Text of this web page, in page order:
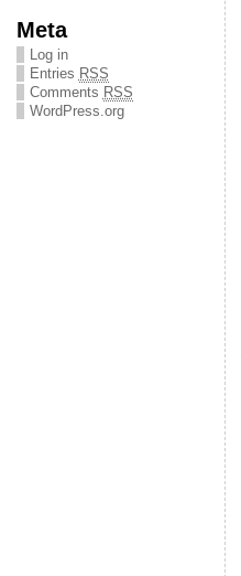
Meta
Log in
Entries RSS
Comments RSS
WordPress.org